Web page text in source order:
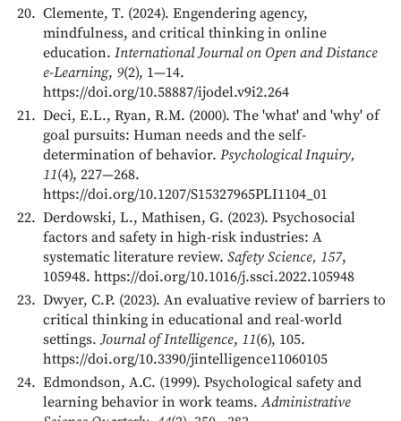
Clemente, T. (2024). Engendering agency,
mindfulness, and critical thinking in online
education. International Journal on Open and Distance
e-Learning, 9(2), 1—14.
https://doi.org/10.58887/ijodel.v9i2.264
Deci, E.L., Ryan, R.M. (2000). The 'what' and 'why' of
goal pursuits: Human needs and the self-
determination of behavior. Psychological Inquiry,
11(4), 227—268.
https://doi.org/10.1207/S15327965PLI1104_01
Derdowski, L., Mathisen, G. (2023). Psychosocial
factors and safety in high-risk industries: A
systematic literature review. Safety Science, 157,
105948. https://doi.org/10.1016/j.ssci.2022.105948
Dwyer, C.P. (2023). An evaluative review of barriers to
critical thinking in educational and real-world
settings.Journal of Intelligence, 11(6), 105.
https://doi.org/10.3390/jintelligence11060105
Edmondson, A.C. (1999). Psychological safety and
learning behavior in work teams.Administrative